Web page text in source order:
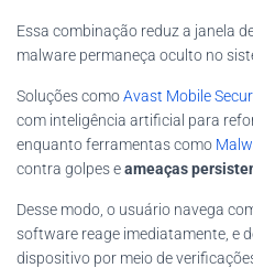
Essa combinação reduz a janela
malware permaneça oculto no
Soluções comoAvast Mobile
com inteligência artificial para
enquanto ferramentas como
contra golpes eameaças
Desse modo, o usuário navega
software reage imediatamente, e
dispositivo por meio de